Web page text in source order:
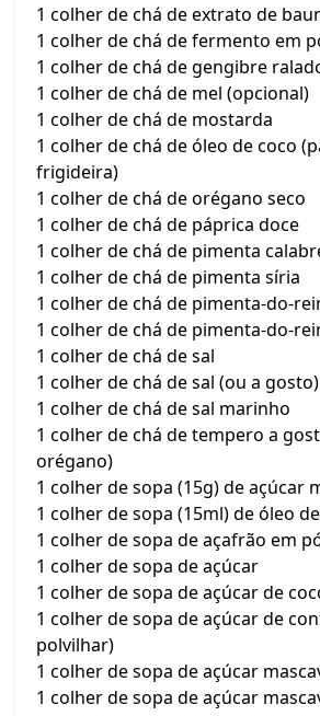
1 colher de chá de extrato de
1 colher de chá de fermento em
1 colher de chá de gengibre
1 colher de chá de mel (opcional)
1 colher de chá de mostarda
1 colher de chá de óleo de coco
frigideira)
1 colher de chá de orégano seco
1 colher de chá de páprica doce
1 colher de chá de pimenta
1 colher de chá de pimenta síria
1 colher de chá de pimenta-do-
1 colher de chá de pimenta-do-
1 colher de chá de sal
1 colher de chá de sal (ou a gosto)
1 colher de chá de sal marinho
1 colher de chá de tempero a
orégano)
1 colher de sopa (15g) de açúcar
1 colher de sopa (15ml) de óleo
1 colher de sopa de açafrão em
1 colher de sopa de açúcar
1 colher de sopa de açúcar de
1 colher de sopa de açúcar de
polvilhar)
1 colher de sopa de açúcar
1 colher de sopa de açúcar